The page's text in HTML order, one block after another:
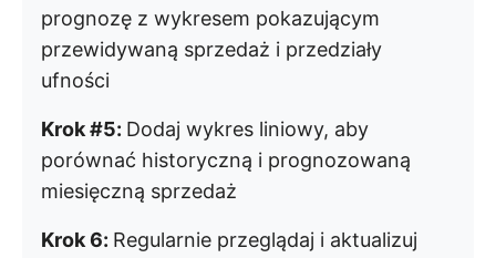
prognozę z wykresem pokazującym
przewidywaną sprzedaż i przedziały
ufności
Krok #5: Dodaj wykres liniowy, aby
porównać historyczną i prognozowaną
miesięczną sprzedaż
Krok 6: Regularnie przeglądaj i aktualizuj